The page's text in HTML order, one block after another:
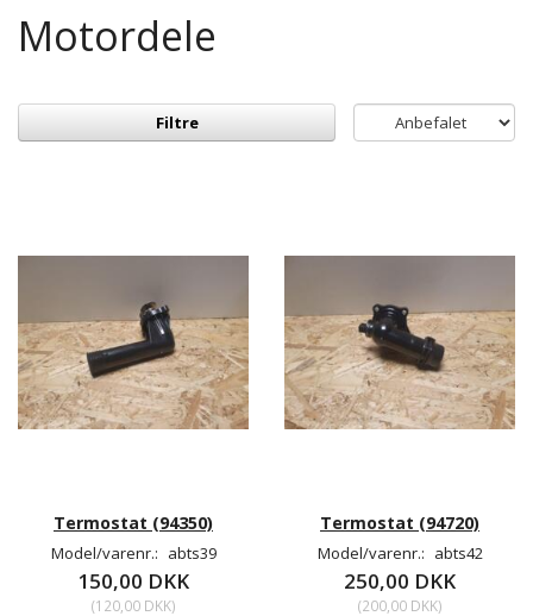
Motordele
Filtre
Termostat (94350)
Model/varenr.: abts39
150,00 DKK
(120,00 DKK)
Termostat (94720)
Model/varenr.: abts42
250,00 DKK
(200,00 DKK)